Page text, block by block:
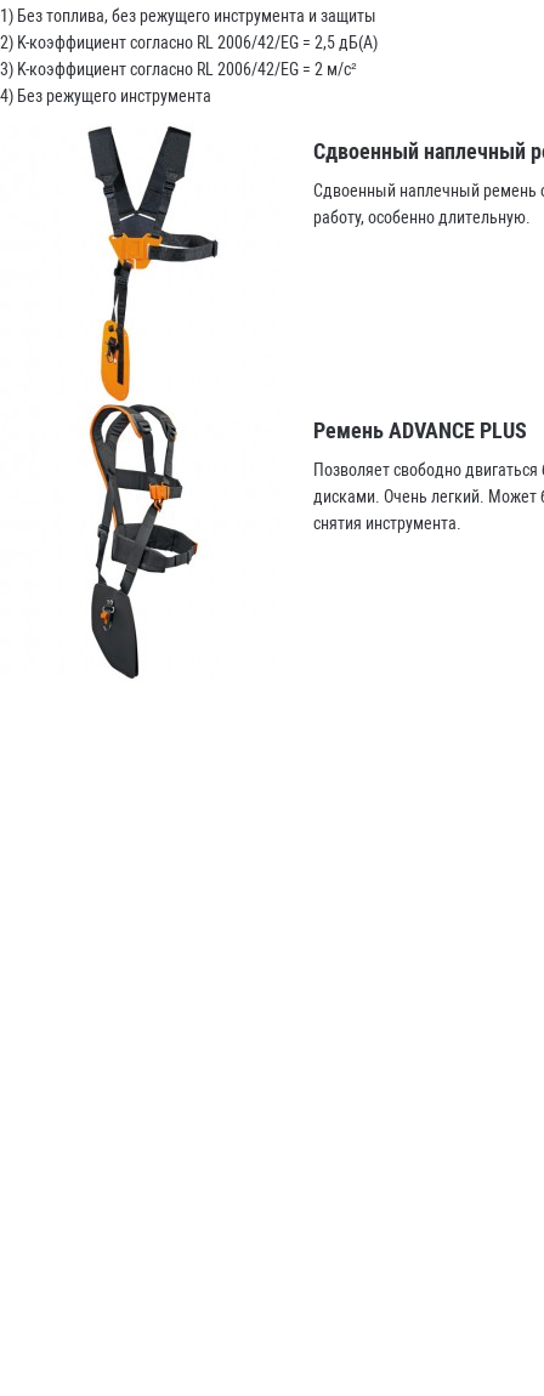
1) Без топлива, без режущего инструмента и защиты
2) K-коэффициент согласно RL 2006/42/EG = 2,5 дБ(A)
3) K-коэффициент согласно RL 2006/42/EG = 2 м/с²
4) Без режущего инструмента
Сдвоенный наплечный
Сдвоенный наплечный ремень
работу, особенно длительную.
Ремень ADVANCE PLUS
Позволяет свободно
дисками. Очень легкий. Может
снятия инструмента.